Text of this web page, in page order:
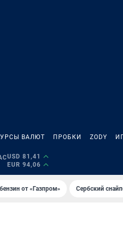
ВАЛЮТ ПРОБКИ ZODY
USD 81,41
EUR 94,06
от «Газпром» Сербский